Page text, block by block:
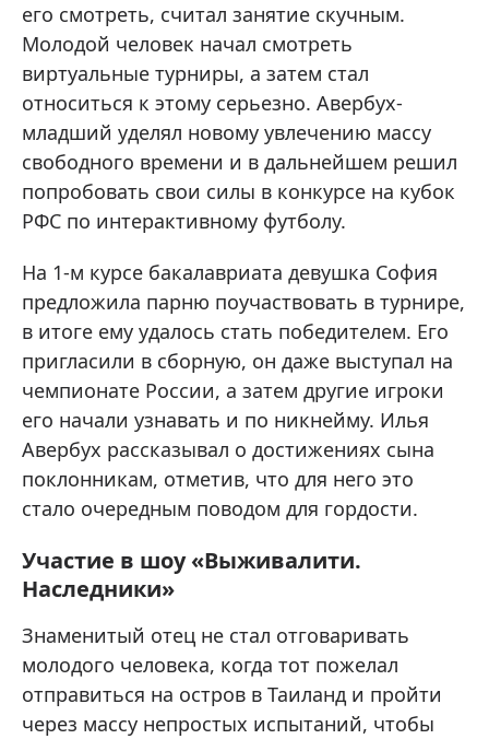
его смотреть, считал занятие скучным.
Молодой человек начал смотреть
виртуальные турниры, а затем стал
относиться к этому серьезно. Авербух-
младший уделял новому увлечению массу
свободного времени и в дальнейшем решил
попробовать свои силы в конкурсе на кубок
РФС по интерактивному футболу.
На 1-м курсе бакалавриата девушка София
предложила парню поучаствовать в турнире,
в итоге ему удалось стать победителем. Его
пригласили в сборную, он даже выступал на
чемпионате России, а затем другие игроки
его начали узнавать и по никнейму. Илья
Авербух рассказывал о достижениях сына
поклонникам, отметив, что для него это
стало очередным поводом для гордости.
Участие в шоу «Выживалити.
Наследники»
Знаменитый отец не стал отговаривать
молодого человека, когда тот пожелал
отправиться на остров в Таиланд и пройти
через массу непростых испытаний, чтобы